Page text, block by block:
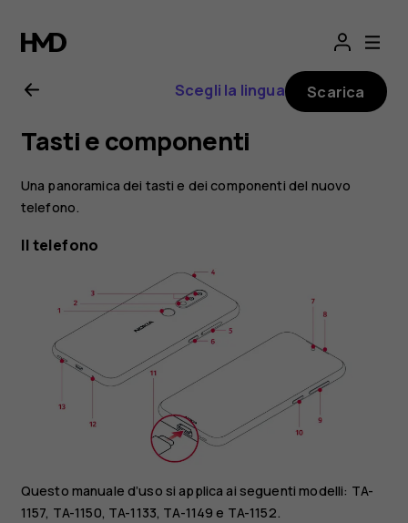
Manuale
d’uso
del
Nokia
4.2
Scegli la lingua Scarica
Tasti e componenti
Una panoramica dei tasti e dei componenti del nuovo
telefono.
Il telefono
Questo manuale d’uso si applica ai seguenti modelli: TA-
1157, TA-1150, TA-1133, TA-1149 e TA-1152.